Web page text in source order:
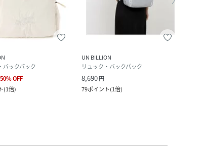
バックパック
50%OFF
(1倍)
UN BILLION
リュック・バックパック
8,690円
79ポイント(1倍)